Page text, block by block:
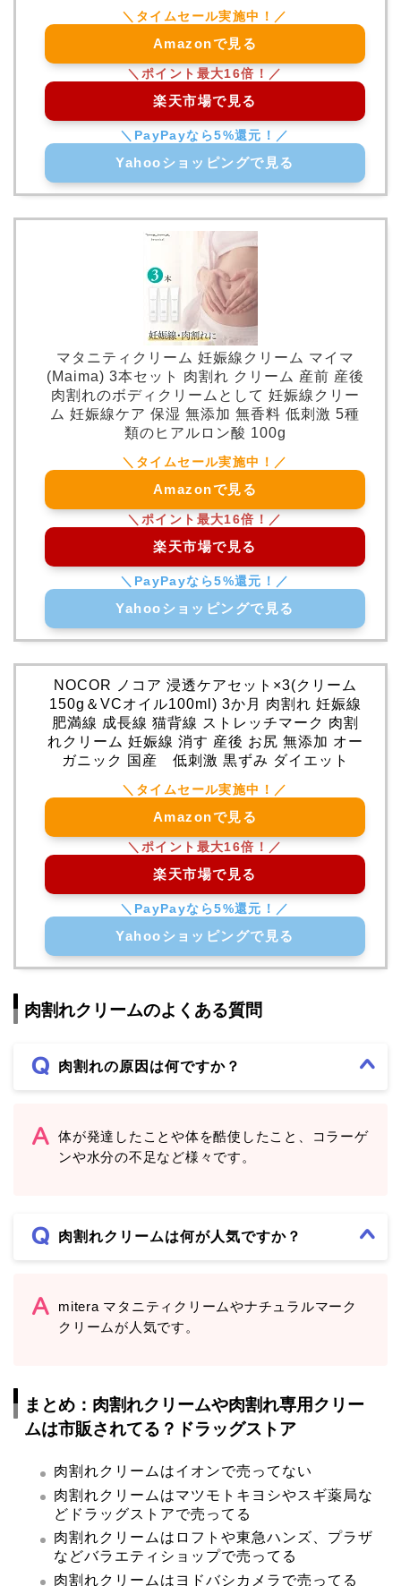
Amazonで見る
楽天市場で見る
Yahooショッピングで見る
マタニティクリーム 妊娠線クリーム マイマ
(Maima) 3本セット 肉割れ クリーム 産前 産後
肉割れのボディクリームとして 妊娠線クリー
ム 妊娠線ケア 保湿 無添加 無香料 低刺激 5種
類のヒアルロン酸 100g
Amazonで見る
楽天市場で見る
Yahooショッピングで見る
NOCOR ノコア 浸透ケアセット×3(クリーム
150g＆VCオイル100ml) 3か月 肉割れ 妊娠線
肥満線 成長線 猫背線 ストレッチマーク 肉割
れクリーム 妊娠線 消す 産後 お尻 無添加 オー
ガニック 国産 低刺激 黒ずみ ダイエット
Amazonで見る
楽天市場で見る
Yahooショッピングで見る
肉割れクリームのよくある質問
肉割れの原因は何ですか？
体が発達したことや体を酷使したこと、コラーゲ
ンや水分の不足など様々です。
肉割れクリームは何が人気ですか？
mitera マタニティクリームやナチュラルマーク
クリームが人気です。
まとめ：肉割れクリームや肉割れ専用クリー
ムは市販されてる？ドラッグストア
肉割れクリームはイオンで売ってない
肉割れクリームはマツモトキヨシやスギ薬局な
どドラッグストアで売ってる
肉割れクリームはロフトや東急ハンズ、プラザ
などバラエティショップで売ってる
肉割れクリームはヨドバシカメラで売ってる